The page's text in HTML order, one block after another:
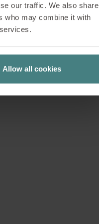
our traffic. We also share
who may combine it with
Allow all cookies
sa position de
internationale
par l’iF
de